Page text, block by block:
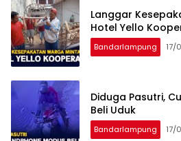
Langgar
Hotel Yello
Bandarlampung 17/
Diduga Pasutri,
Beli Uduk
Bandarlampung 17/